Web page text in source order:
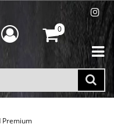
0
Premium